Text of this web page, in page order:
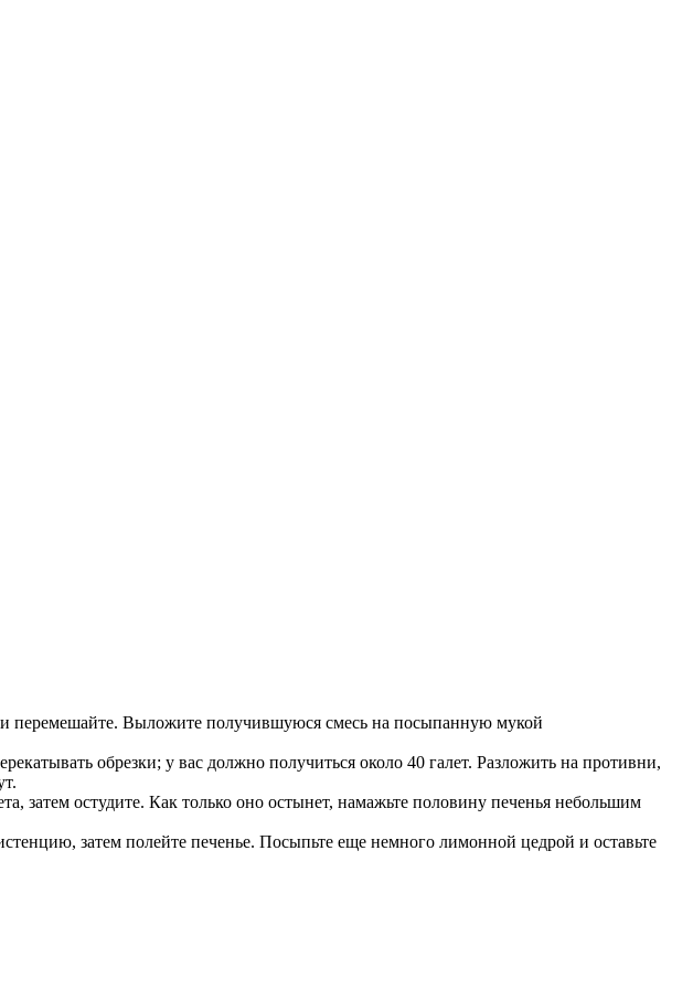
перемешайте. Выложите получившуюся смесь на посыпанную мукой
обрезки; у вас должно получиться около 40 галет. Разложить на противни,
затем остудите. Как только оно остынет, намажьте половину печенья небольшим
затем полейте печенье. Посыпьте еще немного лимонной цедрой и оставьте